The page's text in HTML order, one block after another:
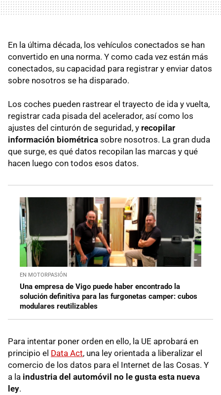
En la última década, los vehículos conectados se han
convertido en una norma. Y como cada vez están más
conectados, su capacidad para registrar y enviar datos
sobre nosotros se ha disparado.
Los coches pueden rastrear el trayecto de ida y vuelta,
registrar cada pisada del acelerador, así como los
ajustes del cinturón de seguridad, y recopilar
información biométrica sobre nosotros. La gran duda
que surge, es qué datos recopilan las marcas y qué
hacen luego con todos esos datos.
EN MOTORPASIÓN
Una empresa de Vigo puede haber encontrado la
solución definitiva para las furgonetas camper: cubos
modulares reutilizables
Para intentar poner orden en ello, la UE aprobará en
principio el Data Act, una ley orientada a liberalizar el
comercio de los datos para el Internet de las Cosas. Y
a la industria del automóvil no le gusta esta nueva
ley.